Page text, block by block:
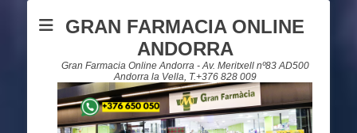
GRAN FARMACIA ONLINE
ANDORRA
Gran Farmacia Online Andorra - Av. Meritxell nº83 AD500
Andorra la Vella, T.+376 828 009